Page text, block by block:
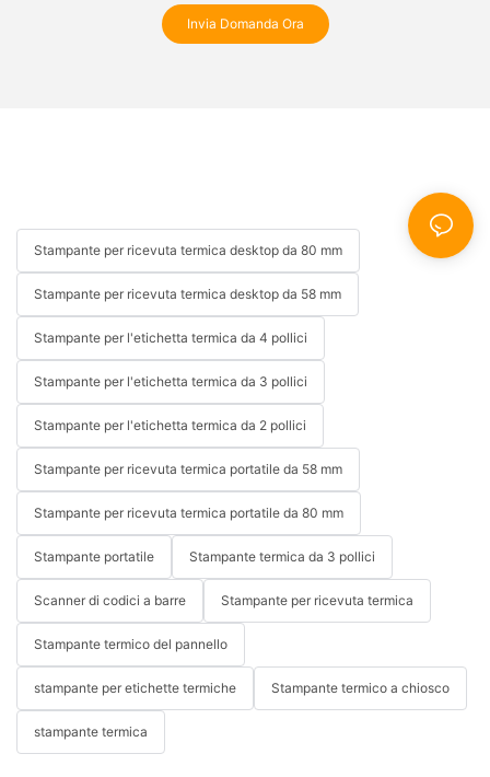
Invia Domanda Ora
Stampante per ricevuta termica desktop da 80 mm
Stampante per ricevuta termica desktop da 58 mm
Stampante per l'etichetta termica da 4 pollici
Stampante per l'etichetta termica da 3 pollici
Stampante per l'etichetta termica da 2 pollici
Stampante per ricevuta termica portatile da 58 mm
Stampante per ricevuta termica portatile da 80 mm
Stampante portatile Stampante termica da 3 pollici
Scanner di codici a barre Stampante per ricevuta termica
Stampante termico del pannello
stampante per etichette termiche Stampante termico a chiosco
stampante termica